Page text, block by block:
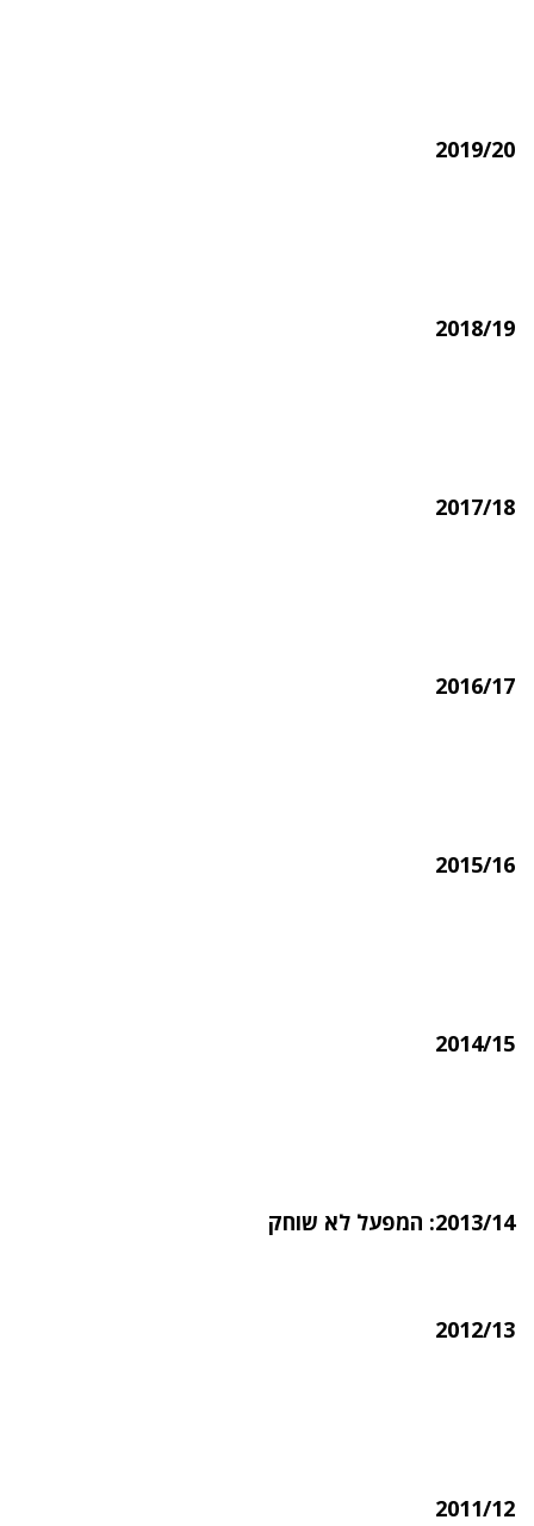
2019/20
2018/19
2017/18
2016/17
2015/16
2014/15
2013/14: המפעל לא שוחק
2012/13
2011/12